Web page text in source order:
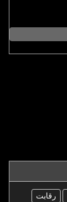
رقابت